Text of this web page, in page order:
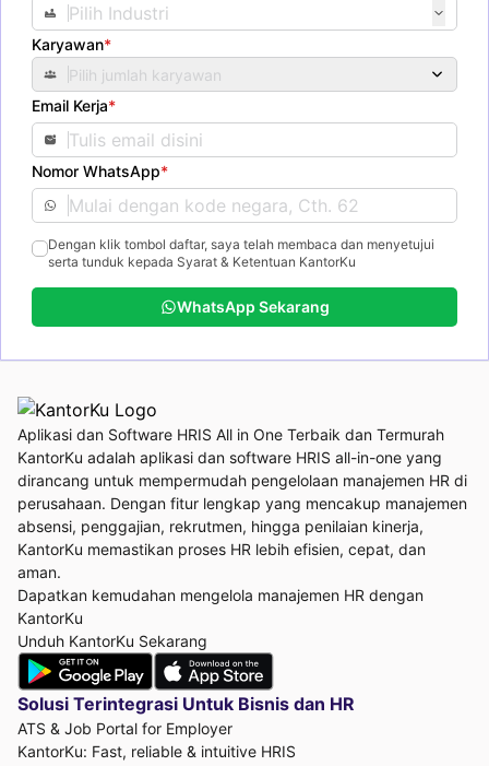
Karyawan*
Pilih jumlah karyawan
Email Kerja*
Nomor WhatsApp*
Dengan klik tombol daftar, saya telah membaca dan menyetujui
serta tunduk kepada Syarat & Ketentuan KantorKu
WhatsApp Sekarang
Aplikasi dan Software HRIS All in One Terbaik dan Termurah
KantorKu adalah aplikasi dan software HRIS all-in-one yang
dirancang untuk mempermudah pengelolaan manajemen HR di
perusahaan. Dengan fitur lengkap yang mencakup manajemen
absensi, penggajian, rekrutmen, hingga penilaian kinerja,
KantorKu memastikan proses HR lebih efisien, cepat, dan
aman.
Dapatkan kemudahan mengelola manajemen HR dengan
KantorKu
Unduh KantorKu Sekarang
Solusi Terintegrasi Untuk Bisnis dan HR
ATS & Job Portal for Employer
KantorKu: Fast, reliable & intuitive HRIS